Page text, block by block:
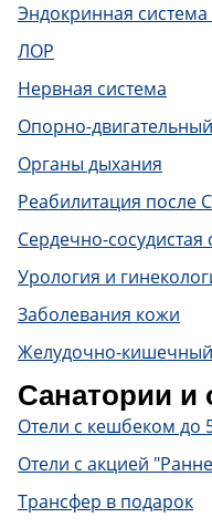
Эндокринная
ЛОР
Нервная система
Опорно-
Органы дыхания
Реабилитация после
Сердечно-сосудистая
Урология и
Заболевания кожи
Желудочно-кишечный
Санатории и
Отели с кешбеком до
Отели с акцией
Трансфер в подарок